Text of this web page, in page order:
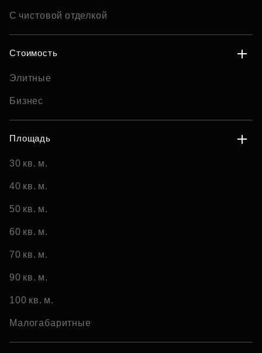
С чистовой отделкой
Стоимость
Элитные
Бизнес
Площадь
30 кв. м.
40 кв. м.
50 кв. м.
60 кв. м.
70 кв. м.
90 кв. м.
100 кв. м.
Малогабаритные